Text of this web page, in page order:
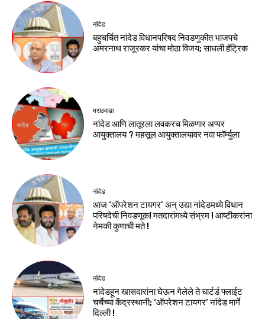
नांदेड
बहुचर्चित नांदेड विधानपरिषद निवडणुकीत भाजपचे
अमरनाथ राजूरकर यांचा मोठा विजय; साधली हॅट्रिक
मराठवाडा
नांदेड आणि लातूरला लवकरच मिळणार अप्पर
आयुक्तालय ? महसूल आयुक्तालयावर नवा फॉर्म्युला
नांदेड
आज ‘ऑपरेशन टायगर’ अन् उद्या नांदेडमध्ये विधान
परिषदेची निवडणूक! मतदारांमध्ये संभ्रम ! आष्टीकरांना
नेमकी कुणाची मते !
नांदेड
नांदेडहून खासदारांना घेऊन गेलेले ते चार्टर्ड फ्लाईट
चर्चेच्या केंद्रस्थानी; ‘ऑपरेशन टायगर’ नांदेड मार्गे
दिल्ली !